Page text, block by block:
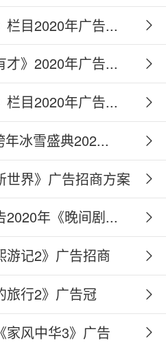
栏目2020年广告...
才》2020年广告...
栏目2020年广告...
冰雪盛典202...
世界》广告招商方案
2020年《晚间剧...
游记2》广告招商
旅行2》广告冠
家风中华3》广告